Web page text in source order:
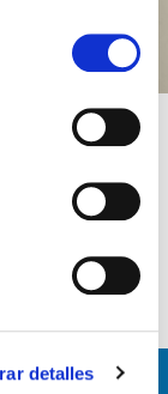
detalles
de la
presentación de